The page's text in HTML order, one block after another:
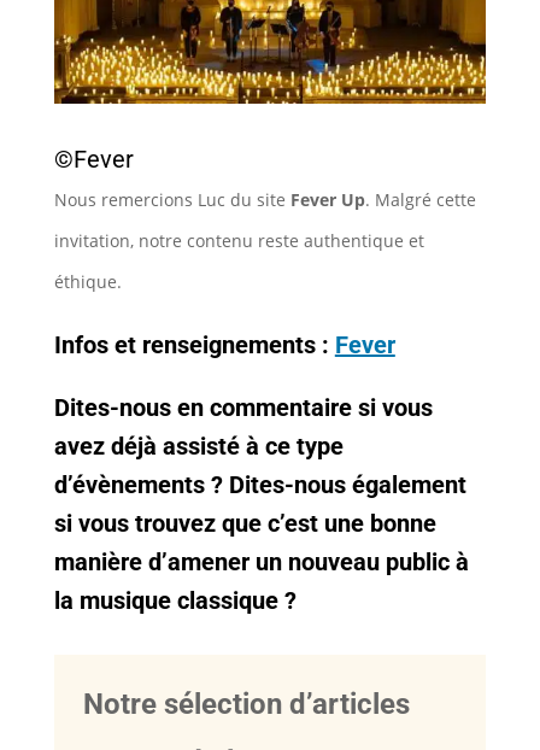
©Fever
Nous remercions Luc du site Fever Up. Malgré cette
invitation, notre contenu reste authentique et
éthique.
Infos et renseignements : Fever
Dites-nous en commentaire si vous
avez déjà assisté à ce type
d’évènements ? Dites-nous également
si vous trouvez que c’est une bonne
manière d’amener un nouveau public à
la musique classique ?
Notre sélection d’articles